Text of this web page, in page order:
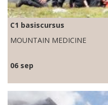
C1 basiscursus
MOUNTAIN MEDICINE
06 sep